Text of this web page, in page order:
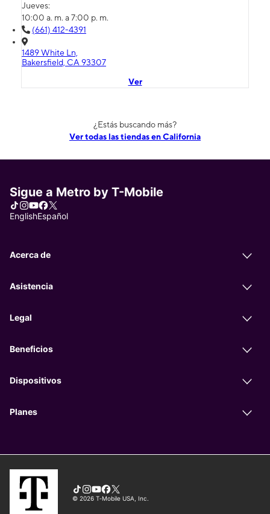
Jueves:
10:00 a. m. a 7:00 p. m.
(661) 412-4391
1489 White Ln,
Bakersfield, CA 93307
Ver
¿Estás buscando más?
Ver todas las tiendas en California